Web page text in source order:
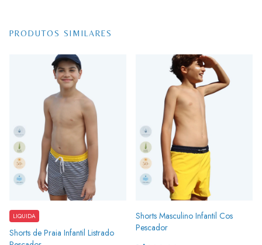
PRODUTOS SIMILARES
Shorts de Praia Infantil Listrado
LIQUIDA
Shorts Masculino Infantil Cos
Pescador